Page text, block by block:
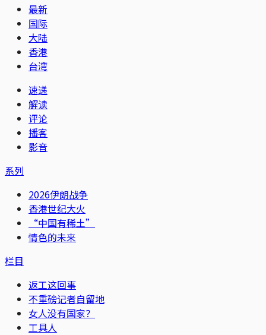
最新
国际
大陆
香港
台湾
速递
解读
评论
播客
影音
系列
2026伊朗战争
香港世纪大火
“中国有稀土”
情色的未来
栏目
返工这回事
不重磅记者自留地
女人没有国家？
工具人